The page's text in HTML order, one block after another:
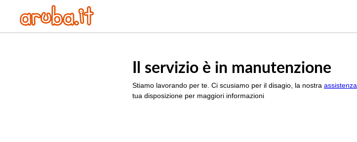
Il servizio è in manutenzione
Stiamo lavorando per te. Ci scusiamo per il disagio, la nostraassistenza
tua disposizione per maggiori informazioni